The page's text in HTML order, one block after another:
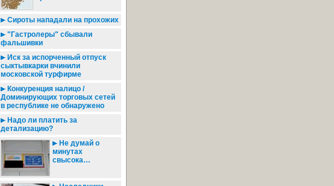
Сироты нападали на прохожих
"Гастролеры" сбывали
фальшивки
Иск за испорченный отпуск
сыктывкарки вчинили
московской турфирме
Конкуренция налицо /
Доминирующих торговых сетей
в республике не обнаружено
Надо ли платить за
детализацию?
Не думай о
минутах
свысока…